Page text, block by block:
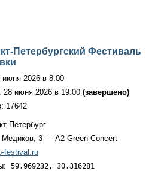
Петербургский Фестиваль
июня 2026 в 8:00
28 июня 2026 в 19:00 (завершено)
17642
Петербург
3 — A2 Green Concert
festival.ru
59.969232, 30.316281